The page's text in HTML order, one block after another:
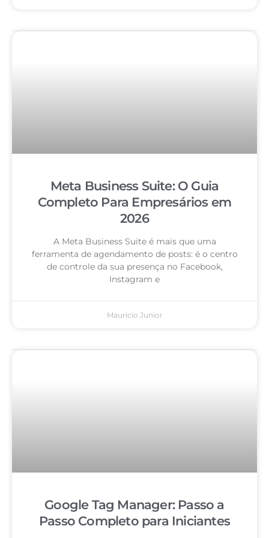
Meta Business Suite: O Guia
Completo Para Empresários em
2026
A Meta Business Suite é mais que uma
ferramenta de agendamento de posts: é o centro
de controle da sua presença no Facebook,
Instagram e
Mauricio Junior
Google Tag Manager: Passo a
Passo Completo para Iniciantes